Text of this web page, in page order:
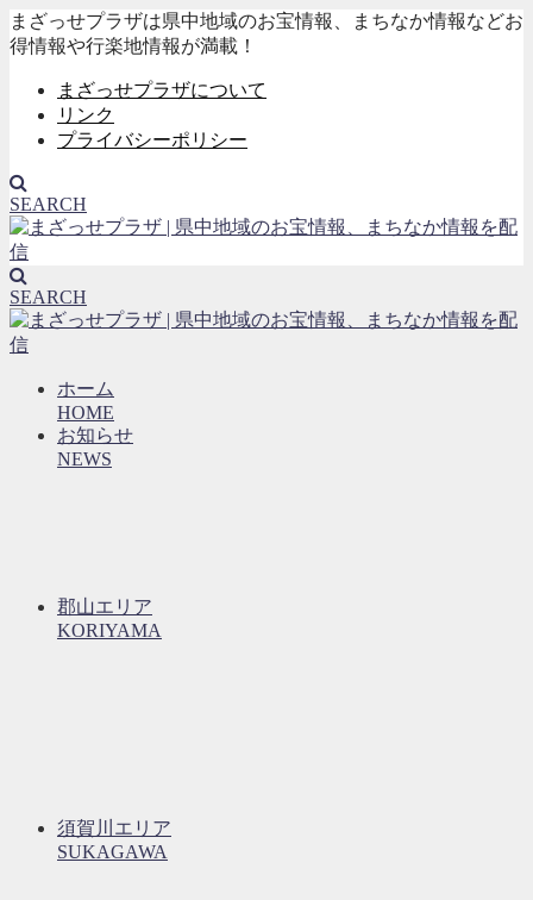
まざっせプラザは県中地域のお宝情報、まちなか情報などお
得情報や行楽地情報が満載！
まざっせプラザについて
リンク
プライバシーポリシー
SEARCH
SEARCH
ホーム
HOME
お知らせ
NEWS
郡山エリア
KORIYAMA
須賀川エリア
SUKAGAWA